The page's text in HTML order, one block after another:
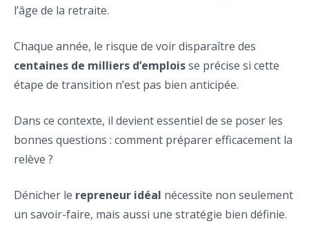
l’âge de la retraite.
Chaque année, le risque de voir disparaître des
centaines de milliers d’emploisse précise si cette
étape de transition n’est pas bien anticipée.
Dans ce contexte, il devient essentiel de se poser les
bonnes questions : comment préparer efficacement la
relève ?
Dénicher le repreneur idéal nécessite non seulement
un savoir-faire, mais aussi une stratégie bien définie.